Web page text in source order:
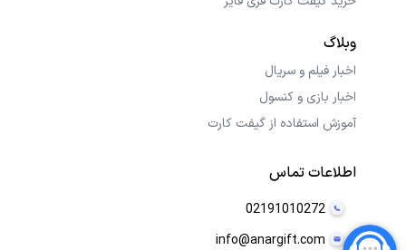
وبلاگ
اخبار فیلم و سریال
اخبار بازی و کنسول
آموزش استفاده از گیفت کارت
اطلاعات تماس
02191010272
info@anargift.com